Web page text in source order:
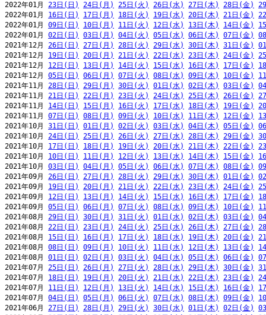
2022年01月 23日(日) 24日(月) 25日(火) 26日(水) 27日(木) 28日(金)
2022年01月 16日(日) 17日(月) 18日(火) 19日(水) 20日(木) 21日(金)
2022年01月 09日(日) 10日(月) 11日(火) 12日(水) 13日(木) 14日(金)
2022年01月 02日(日) 03日(月) 04日(火) 05日(水) 06日(木) 07日(金)
2021年12月 26日(日) 27日(月) 28日(火) 29日(水) 30日(木) 31日(金)
2021年12月 19日(日) 20日(月) 21日(火) 22日(水) 23日(木) 24日(金)
2021年12月 12日(日) 13日(月) 14日(火) 15日(水) 16日(木) 17日(金)
2021年12月 05日(日) 06日(月) 07日(火) 08日(水) 09日(木) 10日(金)
2021年11月 28日(日) 29日(月) 30日(火) 01日(水) 02日(木) 03日(金)
2021年11月 21日(日) 22日(月) 23日(火) 24日(水) 25日(木) 26日(金)
2021年11月 14日(日) 15日(月) 16日(火) 17日(水) 18日(木) 19日(金)
2021年11月 07日(日) 08日(月) 09日(火) 10日(水) 11日(木) 12日(金)
2021年10月 31日(日) 01日(月) 02日(火) 03日(水) 04日(木) 05日(金)
2021年10月 24日(日) 25日(月) 26日(火) 27日(水) 28日(木) 29日(金)
2021年10月 17日(日) 18日(月) 19日(火) 20日(水) 21日(木) 22日(金)
2021年10月 10日(日) 11日(月) 12日(火) 13日(水) 14日(木) 15日(金)
2021年10月 03日(日) 04日(月) 05日(火) 06日(水) 07日(木) 08日(金)
2021年09月 26日(日) 27日(月) 28日(火) 29日(水) 30日(木) 01日(金)
2021年09月 19日(日) 20日(月) 21日(火) 22日(水) 23日(木) 24日(金)
2021年09月 12日(日) 13日(月) 14日(火) 15日(水) 16日(木) 17日(金)
2021年09月 05日(日) 06日(月) 07日(火) 08日(水) 09日(木) 10日(金)
2021年08月 29日(日) 30日(月) 31日(火) 01日(水) 02日(木) 03日(金)
2021年08月 22日(日) 23日(月) 24日(火) 25日(水) 26日(木) 27日(金)
2021年08月 15日(日) 16日(月) 17日(火) 18日(水) 19日(木) 20日(金)
2021年08月 08日(日) 09日(月) 10日(火) 11日(水) 12日(木) 13日(金)
2021年08月 01日(日) 02日(月) 03日(火) 04日(水) 05日(木) 06日(金)
2021年07月 25日(日) 26日(月) 27日(火) 28日(水) 29日(木) 30日(金)
2021年07月 18日(日) 19日(月) 20日(火) 21日(水) 22日(木) 23日(金)
2021年07月 11日(日) 12日(月) 13日(火) 14日(水) 15日(木) 16日(金)
2021年07月 04日(日) 05日(月) 06日(火) 07日(水) 08日(木) 09日(金)
2021年06月 27日(日) 28日(月) 29日(火) 30日(水) 01日(木) 02日(金)